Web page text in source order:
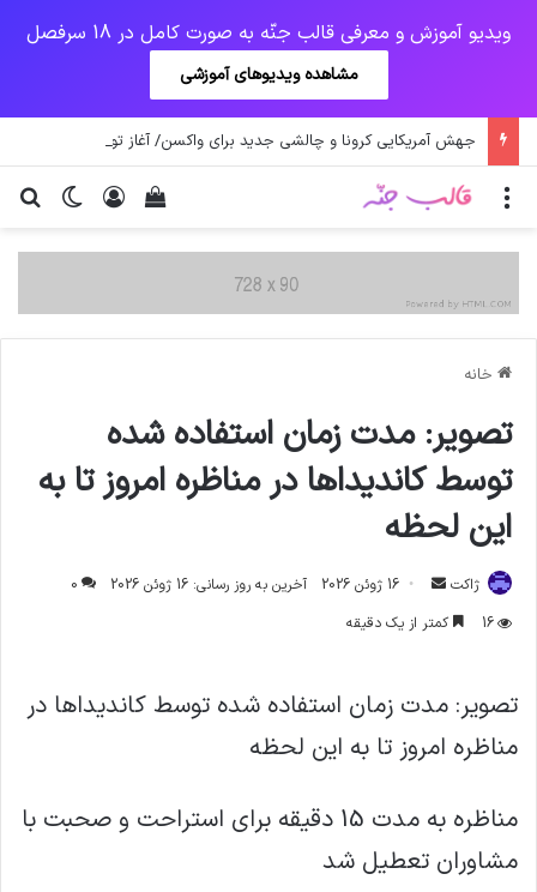
ویدیو آموزش و معرفی قالب جنّه به صورت کامل در 18 سرفصل
مشاهده ویدیوهای آموزشی
تغییر ورود
دیدن سبد خرید منو
خانه
تصویر: مدت زمان استفاده شده
توسط کاندیداها در مناظره امروز تا به
این لحظه
ژاکت
ارسال
ایمیل
16 ژوئن 2026 آخرین به روز رسانی: 16 ژوئن 2026
0
16
کمتر از یک دقیقه
تصویر: مدت زمان استفاده شده توسط کاندیداها در
مناظره امروز تا به این لحظه
مناظره به مدت 15 دقیقه برای استراحت و صحبت با
مشاوران تعطیل شد